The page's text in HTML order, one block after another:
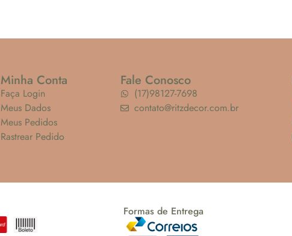
Minha Conta
Faça Login
Meus Dados
Meus Pedidos
Rastrear Pedido
Fale Conosco
(17)98127-7698
contato@ritzdecor.com.br
Formas de Entrega